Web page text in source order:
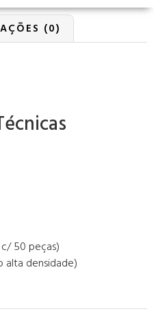
(0)
50 peças)
alta densidade)